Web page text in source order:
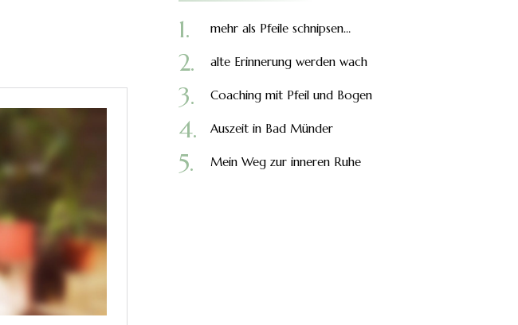
mehr als Pfeile schnipsen…
alte Erinnerung werden wach
Coaching mit Pfeil und Bogen
Auszeit in Bad Münder
Mein Weg zur inneren Ruhe